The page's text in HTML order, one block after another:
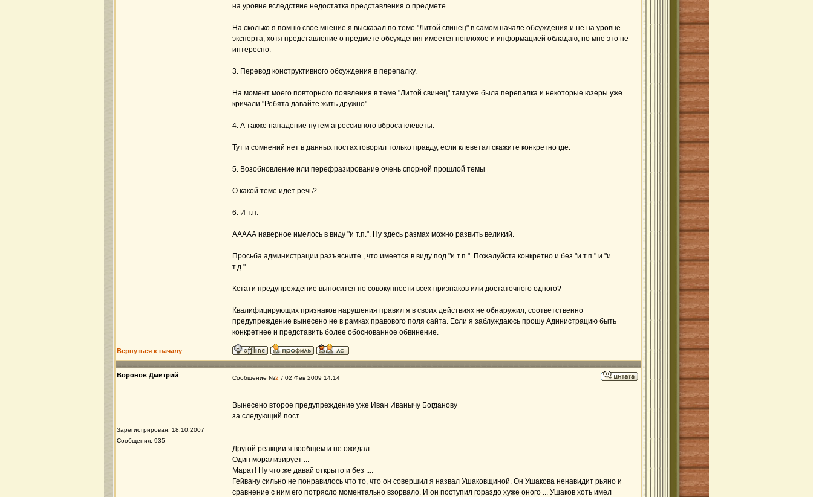
на уровне вследствие недостатка представления о предмете.
На сколько я помню свое мнение я высказал по теме "Литой свинец" в самом начале обсуждения и не на уровне
эксперта, хотя представление о предмете обсуждения имеется неплохое и информацией обладаю, но мне это не
интересно.
3. Перевод конструктивного обсуждения в перепалку.
На момент моего повторного появления в теме "Литой свинец" там уже была перепалка и некоторые юзеры уже
кричали "Ребята давайте жить дружно".
4. А также нападение путем агрессивного вброса клеветы.
Тут и сомнений нет в данных постах говорил только правду, если клеветал скажите конкретно где.
5. Возобновление или перефразирование очень спорной прошлой темы
О какой теме идет речь?
6. И т.п.
ААААА наверное имелось в виду "и т.п.". Ну здесь размах можно развить великий.
Просьба администрации разъясните , что имеется в виду под "и т.п.". Пожалуйста конкретно и без "и т.п." и "и
т.д.".........
Кстати предупреждение выносится по совокупности всех признаков или достаточного одного?
Квалифицирующих признаков нарушения правил я в своих действиях не обнаружил, соответственно
предупреждение вынесено не в рамках правового поля сайта. Если я заблуждаюсь прошу Адинистрацию быть
конкретнее и представить более обоснованное обвинение.
Вернуться к началу
Воронов Дмитрий
Зарегистрирован: 18.10.2007
Сообщения: 935
Сообщение №2 / 02 Фев 2009 14:14
Вынесено второе предупреждение уже Иван Иванычу Богданову
за следующий пост.
Другой реакции я вообщем и не ожидал.
Один морализирует ...
Марат! Ну что же давай открыто и без ....
Гейвану сильно не понравилось что то, что он совершил я назвал Ушаковщиной. Он Ушакова ненавидит рьяно и
сравнение с ним его потрясло моментально взорвало. И он поступил гораздо хуже оного ... Ушаков хоть имел